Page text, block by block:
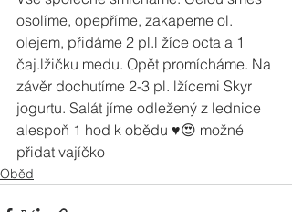
osolíme, opepříme, zakapeme ol.
olejem, přidáme 2 pl.l žíce octa a 1
čaj.lžičku medu. Opět promícháme. Na
závěr dochutíme 2-3 pl. lžícemi Skyr
jogurtu. Salát jíme odležený z lednice
alespoň 1 hod k obědu ♥️😍 možné
přidat vajíčko
Oběd